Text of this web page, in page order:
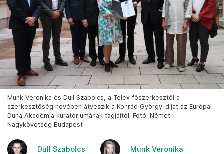
Munk Veronika és Dull Szabolcs, a Telex főszerkesztői a
szerkesztőség nevében átveszik a Konrád György-díjat az Európai
Duna Akadémia kuratóriumának tagjaitól. Fotó: Német
Nagykövetség Budapest
Dull Szabolcs Munk Veronika